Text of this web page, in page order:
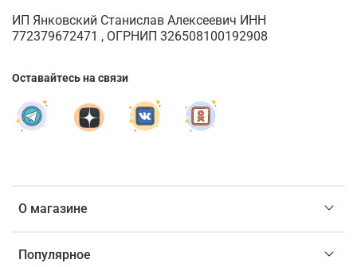
О магазине
Популярное
ИП Янковский Станислав Алексеевич ИНН
772379672471 , ОГРНИП 326508100192908
Оставайтесь на связи